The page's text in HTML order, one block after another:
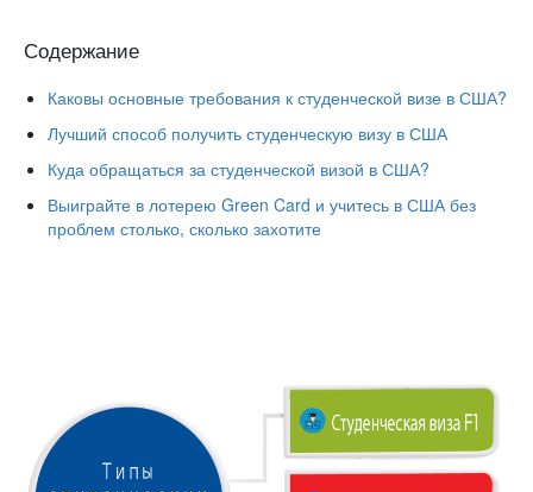
Содержание
Каковы основные требования к студенческой визе в США?
Лучший способ получить студенческую визу в США
Куда обращаться за студенческой визой в США?
Выиграйте в лотерею Green Card и учитесь в США без
проблем столько, сколько захотите